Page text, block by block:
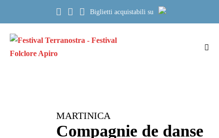
contenuto
Biglietti acquistabili su
MARTINICA
Compagnie de danse